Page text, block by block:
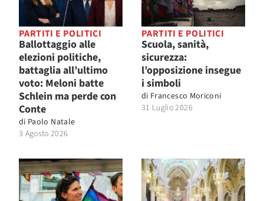
PARTITI E POLITICI
Ballottaggio alle
elezioni politiche,
battaglia all’ultimo
voto: Meloni batte
Schlein ma perde con
Conte
di Paolo Natale
3 Agosto 2026
PARTITI E POLITICI
Scuola, sanità,
sicurezza:
l’opposizione insegue
i simboli
di Francesco Moriconi
31 Luglio 2026